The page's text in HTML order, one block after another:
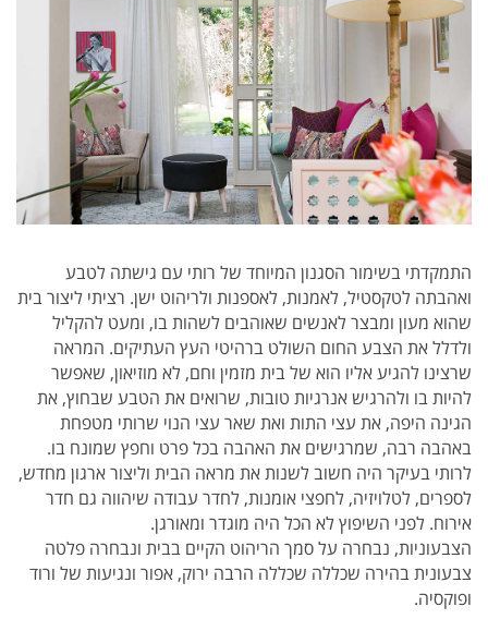
התמקדתי בשימור הסגנון המיוחד של רותי עם גישתה לטבע
ואהבתה לטקסטיל, לאמנות, לאספנות ולריהוט ישן. רציתי ליצור בית
שהוא מעון ומבצר לאנשים שאוהבים לשהות בו, ומעט להקליל
ולדלל את הצבע החום השולט ברהיטי העץ העתיקים. המראה
שרצינו להגיע אליו הוא של בית מזמין וחם, לא מוזיאון, שאפשר
להיות בו ולהרגיש אנרגיות טובות, שרואים את הטבע שבחוץ, את
הגינה היפה, את עצי התות ואת שאר עצי הנוי שרותי מטפחת
באהבה רבה, שמרגישים את האהבה בכל פרט וחפץ שמונח בו.
לרותי בעיקר היה חשוב לשנות את מראה הבית וליצורארגון מחדש,
לספרים, לטלויזיה, לחפצי אומנות, לחדר עבודה שיהווה גם חדר
אירוח. לפני השיפוץ לא הכל היה מוגדר ומאורגן.
הצבעוניות, נבחרה על סמך הריהוט הקיים בבית ונבחרה פלטה
צבעונית בהירה שכללה שכללה הרבה ירוק, אפור ונגיעות של ורוד
ופוקסיה.